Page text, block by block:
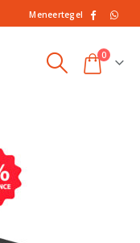
Meneertegel
0